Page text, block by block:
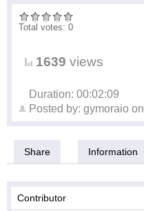
Total votes: 0
1639 views
Duration: 00:02:09
Posted by: gymoraio on
Share Information
Contributor